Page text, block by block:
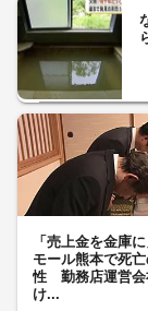
「売上金を金庫
モール熊本で死
性 勤務店運営会
け...